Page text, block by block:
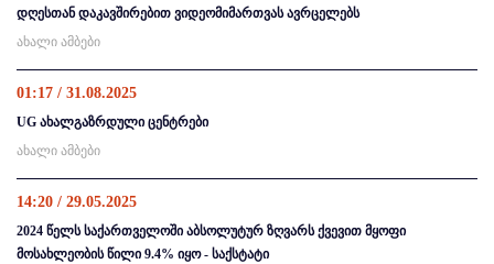
დღესთან დაკავშირებით ვიდეომიმართვას ავრცელებს
ახალი ამბები
01:17 / 31.08.2025
UG ახალგაზრდული ცენტრები
ახალი ამბები
14:20 / 29.05.2025
2024 წელს საქართველოში აბსოლუტურ ზღვარს ქვევით მყოფი
მოსახლეობის წილი 9.4% იყო - საქსტატი